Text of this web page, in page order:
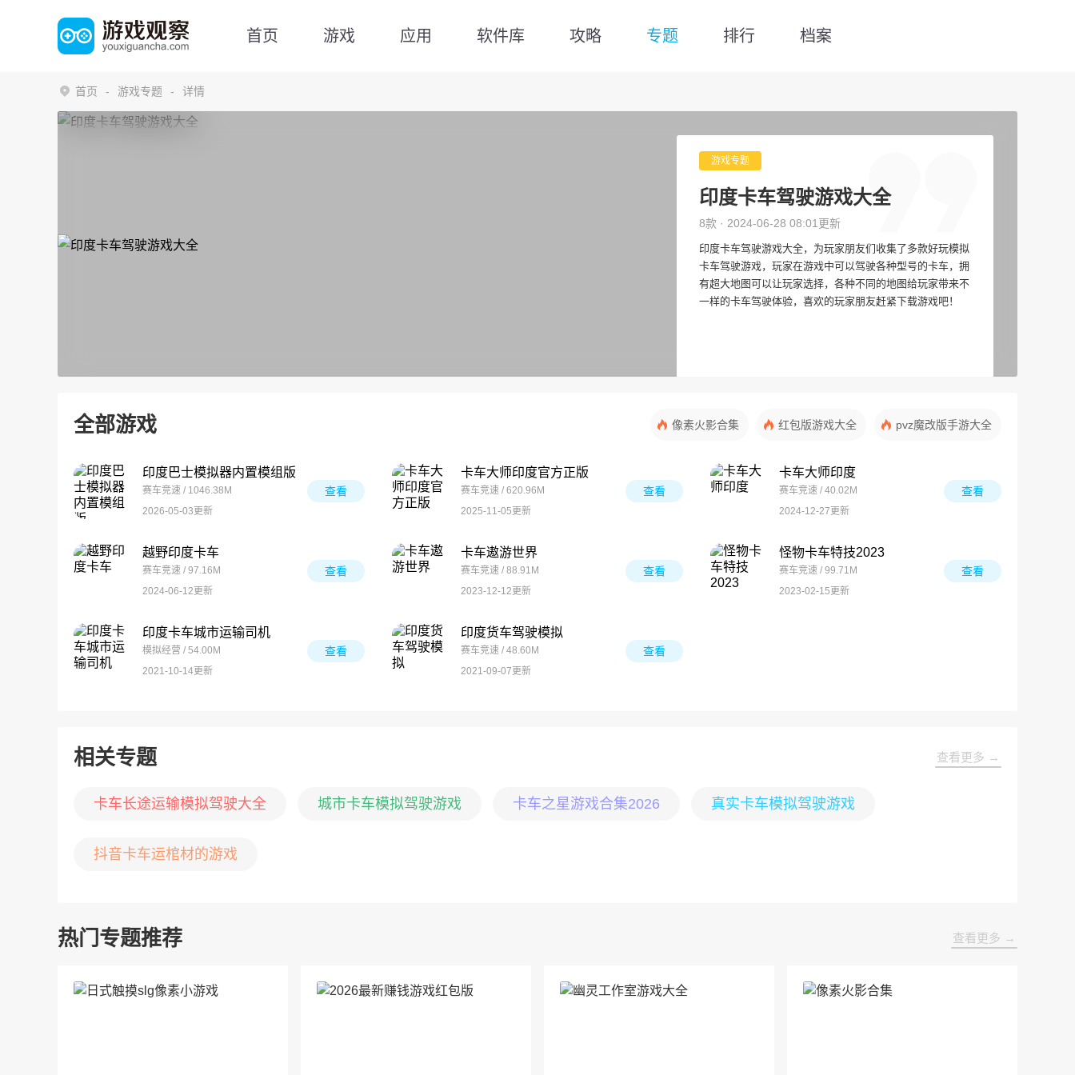
首页 游戏 应用 软件库 攻略 专题 排行 档案
首页 游戏专题 详情
游戏专题
印度卡车驾驶游戏大全
8款 · 2024-06-28 08:01更新
印度卡车驾驶游戏大全，为玩家朋友们收集了多款好玩模拟
卡车驾驶游戏，玩家在游戏中可以驾驶各种型号的卡车，拥
有超大地图可以让玩家选择，各种不同的地图给玩家带来不
一样的卡车驾驶体验，喜欢的玩家朋友赶紧下载游戏吧！
全部游戏 像素火影合集 红包版游戏大全 pvz魔改版手游大全
印度巴士模拟器内置模组版
赛车竞速 / 1046.38M
2026-05-03更新
查看
卡车大师印度官方正版
赛车竞速 / 620.96M
2025-11-05更新
查看
卡车大师印度
赛车竞速 / 40.02M
2024-12-27更新
查看
越野印度卡车
赛车竞速 / 97.16M
2024-06-12更新
查看
卡车遨游世界
赛车竞速 / 88.91M
2023-12-12更新
查看
怪物卡车特技2023
赛车竞速 / 99.71M
2023-02-15更新
查看
印度卡车城市运输司机
模拟经营 / 54.00M
2021-10-14更新
查看
印度货车驾驶模拟
赛车竞速 / 48.60M
2021-09-07更新
查看
相关专题 查看更多 →
卡车长途运输模拟驾驶大全 城市卡车模拟驾驶游戏 卡车之星游戏合集2026 真实卡车模拟驾驶游戏
抖音卡车运棺材的游戏
热门专题推荐 查看更多 →